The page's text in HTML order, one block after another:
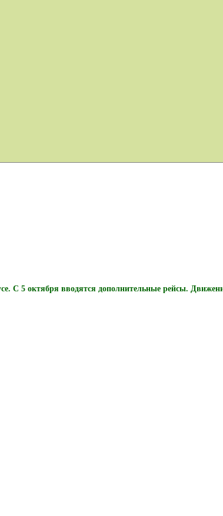
С 5 октября вводятся дополнительные рейсы.